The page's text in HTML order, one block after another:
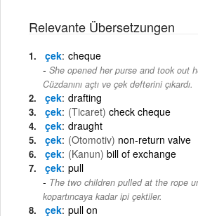
Relevante Übersetzungen
çek cheque
She opened her purse and took out
Cüzdanını açtı ve çek defterini çıkardı.
çek drafting
çek (Ticaret) check cheque
çek draught
çek (Otomotiv) non-return valve
çek (Kanun) bill of exchange
çek pull
The two children pulled at the rope
kopartıncaya kadar ipi çektiler.
çek pull on